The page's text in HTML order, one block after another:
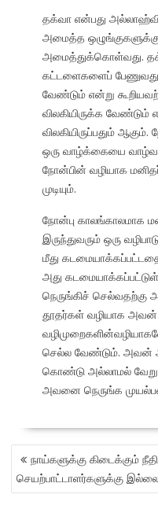
தக்வா என்பது
அமைத்த
அமைத்துக்கொள்வது.
கட்டளைகளைப்
வேண்டும் என்று
விலகியிருக்க வேண்டும்
விலகியிருப்பதும்
ஒரு வாழ்க்கையை
நோன்பின் வழியாக
முடியும்.
நோன்பு காலங்காலமாக
இருந்துவரும் ஒரு
மீது
அது
நெருங்கிச்
தூதர்கள் வழியாக
செல்ல வேண்டும். அவன்
கொண்டு அல்லாமல்
அவனை நெருங்க
POST
NAVIGATION
நாய்களுக்கு கிடைக்கும்
செயற்பாட்டாளர்களுக்கு